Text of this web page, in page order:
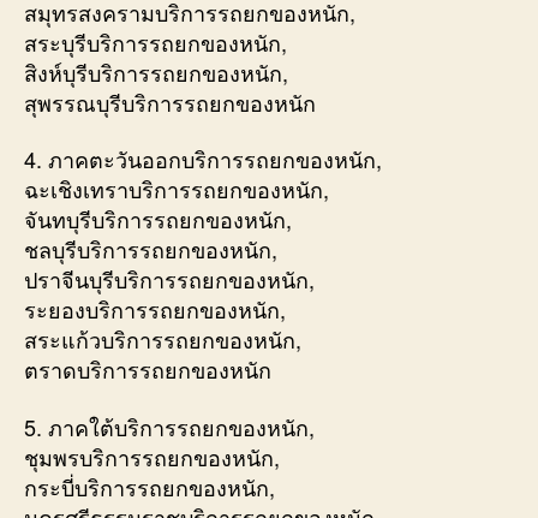
สมุทรสงครามบริการรถยกของหนัก,
สระบุรีบริการรถยกของหนัก,
สิงห์บุรีบริการรถยกของหนัก,
สุพรรณบุรีบริการรถยกของหนัก
4. ภาคตะวันออกบริการรถยกของหนัก,
ฉะเชิงเทราบริการรถยกของหนัก,
จันทบุรีบริการรถยกของหนัก,
ชลบุรีบริการรถยกของหนัก,
ปราจีนบุรีบริการรถยกของหนัก,
ระยองบริการรถยกของหนัก,
สระแก้วบริการรถยกของหนัก,
ตราดบริการรถยกของหนัก
5. ภาคใต้บริการรถยกของหนัก,
ชุมพรบริการรถยกของหนัก,
กระบี่บริการรถยกของหนัก,